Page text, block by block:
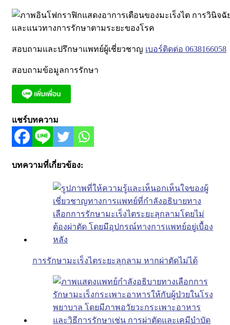
สอบถามและปรึกษาแพทย์ผู้เชี่ยวชาญ เบอร์ติดต่อ 0638166058
สอบถามข้อมูลการรักษา
แชร์บทความ
บทความที่เกี่ยวข้อง:
การรักษามะเร็งไตระยะลุกลาม หากผ่าตัดไม่ได้